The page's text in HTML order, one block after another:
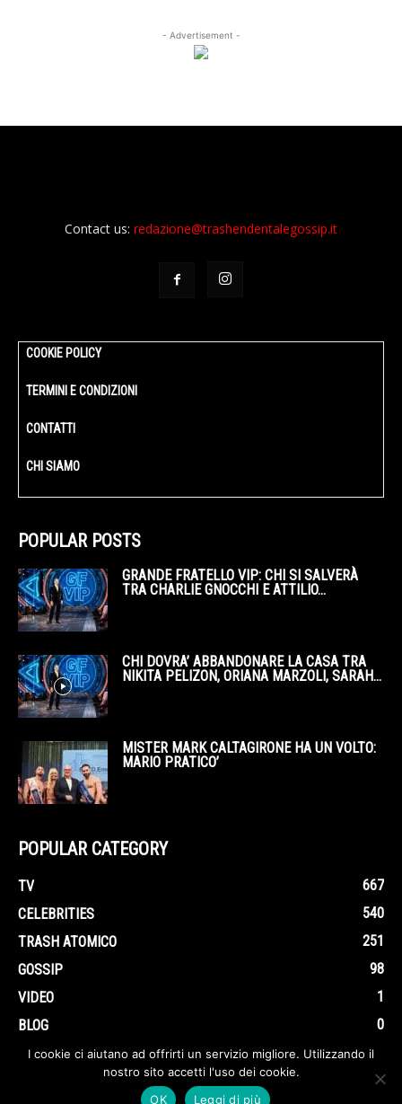
- Advertisement -
Contact us: redazione@trashendentalegossip.it
COOKIE POLICY
TERMINI E CONDIZIONI
CONTATTI
CHI SIAMO
POPULAR POSTS
GRANDE FRATELLO VIP: CHI SI SALVERÀ
TRA CHARLIE GNOCCHI E ATTILIO...
CHI DOVRA’ ABBANDONARE LA CASA TRA
NIKITA PELIZON, ORIANA MARZOLI, SARAH...
MISTER MARK CALTAGIRONE HA UN VOLTO:
MARIO PRATICO’
POPULAR CATEGORY
TV
667
CELEBRITIES
540
TRASH ATOMICO
251
GOSSIP
98
VIDEO
1
BLOG
0
I cookie ci aiutano ad offrirti un servizio migliore. Utilizzando il
nostro sito accetti l'uso dei cookie.
OK
Leggi di più